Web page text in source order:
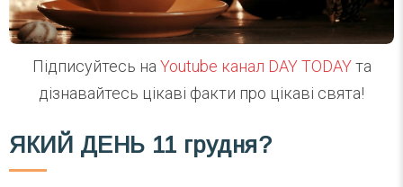
Підписуйтесь на Youtube канал DAY TODAYта
дізнавайтесь цікаві факти про цікаві свята!
ЯКИЙ ДЕНЬ 11 грудня?